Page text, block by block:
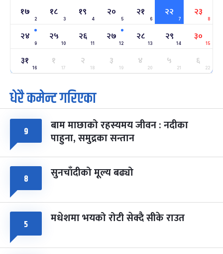
सोम
अन्तराष्ट्रिय नारी दिवस
फाल्गुन २४, २०८३- Mar 8, 2027
७ महिना बाँकी
२५
मंगल
ग्याल्पो ल्होसार
फाल्गुन २५, २०८३ Mar 9, 2027
७ महिना बाँकी
७
आइत
पूर्णिमा व्रत
चैत्र ७, २०८३-Mar 21, 2027
८ फागुपूर्णिमा
चैत्र ८, २०८३-Mar 22, 2027
७ महिना बाँकी
१७
2
१८
3
१९
4
२०
5
२१
6
२२
7
२३
8
२४
9
२५
10
२६
11
२७
12
२८
13
२९
14
३०
15
३१
16
१
17
२
18
३
19
४
20
५
21
६
22
धेरै कमेन्ट गरिएका
९ बाम माछाको रहस्यमय जीवन : नदीका
पाहुना, समुद्रका सन्तान
८ सुनचाँदीको मूल्य बढ्यो
५ मधेशमा भयको रोटी सेक्दै सीके राउत